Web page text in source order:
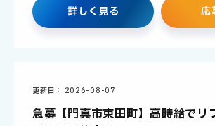
詳しく見る 応
更新日 2026-08-07
急募【門真市東田町】高時給でリ